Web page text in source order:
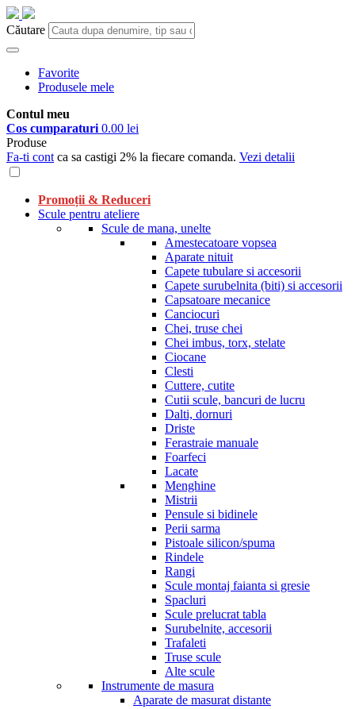
Căutare
Favorite
Produsele mele
Contul meu
Cos cumparaturi 0.00 lei
Produse
Fa-ti cont ca sa castigi 2% la fiecare comanda. Vezi detalii
Promoții & Reduceri
Scule pentru ateliere
Scule de mana, unelte
Amestecatoare vopsea
Aparate nituit
Capete tubulare si accesorii
Capete surubelnita (biti) si accesorii
Capsatoare mecanice
Canciocuri
Chei, truse chei
Chei imbus, torx, stelate
Ciocane
Clesti
Cuttere, cutite
Cutii scule, bancuri de lucru
Dalti, dornuri
Driste
Ferastraie manuale
Foarfeci
Lacate
Menghine
Mistrii
Pensule si bidinele
Perii sarma
Pistoale silicon/spuma
Rindele
Rangi
Scule montaj faianta si gresie
Spacluri
Scule prelucrat tabla
Surubelnite, accesorii
Trafaleti
Truse scule
Alte scule
Instrumente de masura
Aparate de masurat distante